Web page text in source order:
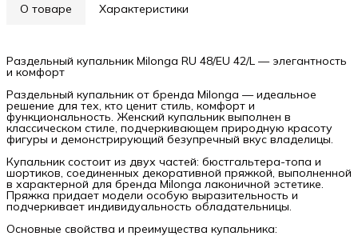
О товаре Характеристики
Раздельный купальник Milonga RU 48/EU 42/L — элегантность
и комфорт
Раздельный купальник от бренда Milonga — идеальное
решение для тех, кто ценит стиль, комфорт и
функциональность. Женский купальник выполнен в
классическом стиле, подчеркивающем природную красоту
фигуры и демонстрирующий безупречный вкус владелицы.
Купальник состоит из двух частей: бюстгальтера-топа и
шортиков, соединенных декоративной пряжкой, выполненной
в характерной для бренда Milonga лаконичной эстетике.
Пряжка придает модели особую выразительность и
подчеркивает индивидуальность обладательницы.
Основные свойства и преимущества купальника: